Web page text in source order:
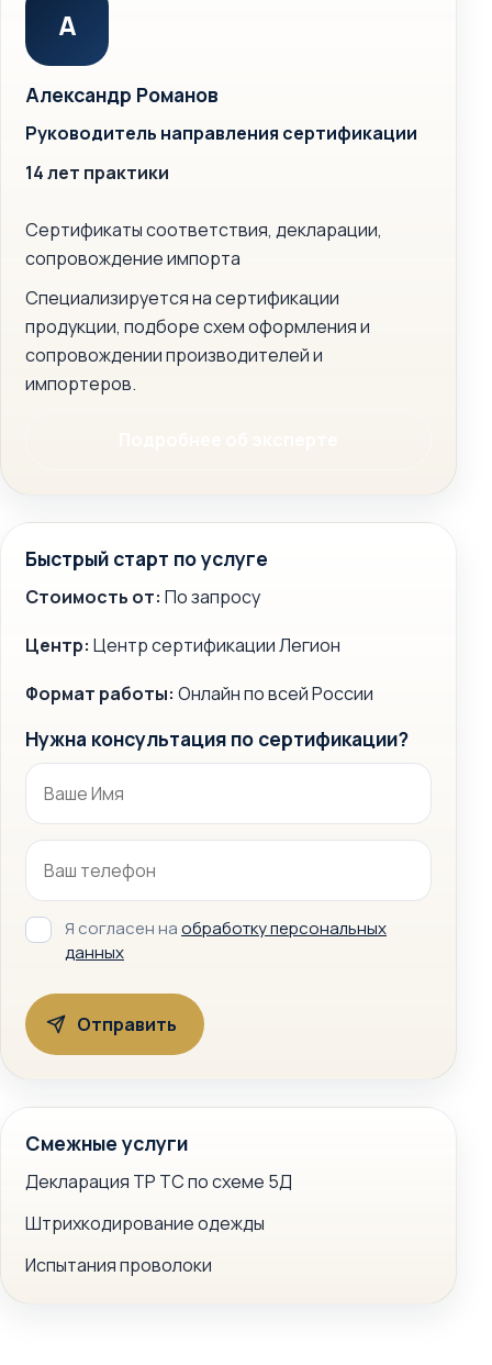
А
Александр Романов
Руководитель направления сертификации
14 лет практики
Сертификаты соответствия, декларации,
сопровождение импорта
Специализируется на сертификации
продукции, подборе схем оформления и
сопровождении производителей и
импортеров.
Быстрый старт по услуге
Стоимость от: По запросу
Центр: Центр сертификации Легион
Формат работы: Онлайн по всей России
Нужна консультация по сертификации?
Я согласен наобработку персональных
данных
Смежные услуги
Декларация ТР ТС по схеме 5Д
Штрихкодирование одежды
Испытания проволоки